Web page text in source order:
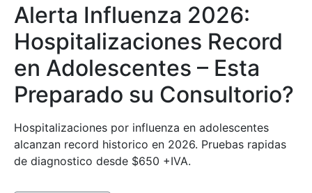
Alerta Influenza 2026:
Hospitalizaciones Record
en Adolescentes – Esta
Preparado su Consultorio?
Hospitalizaciones por influenza en adolescentes
alcanzan record historico en 2026. Pruebas rapidas
de diagnostico desde $650 +IVA.